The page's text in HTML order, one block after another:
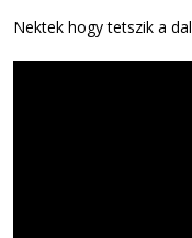
Nektek hogy tetszik a